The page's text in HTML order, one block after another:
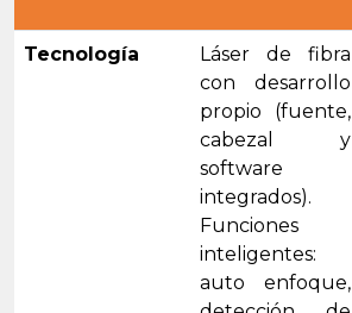
Tecnología
Láser de fibra
con desarrollo
propio (fuente,
cabezal y
software
integrados).
Funciones
inteligentes:
auto enfoque,